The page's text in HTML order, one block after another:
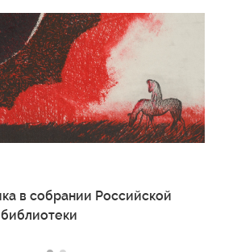
в собрании Российской